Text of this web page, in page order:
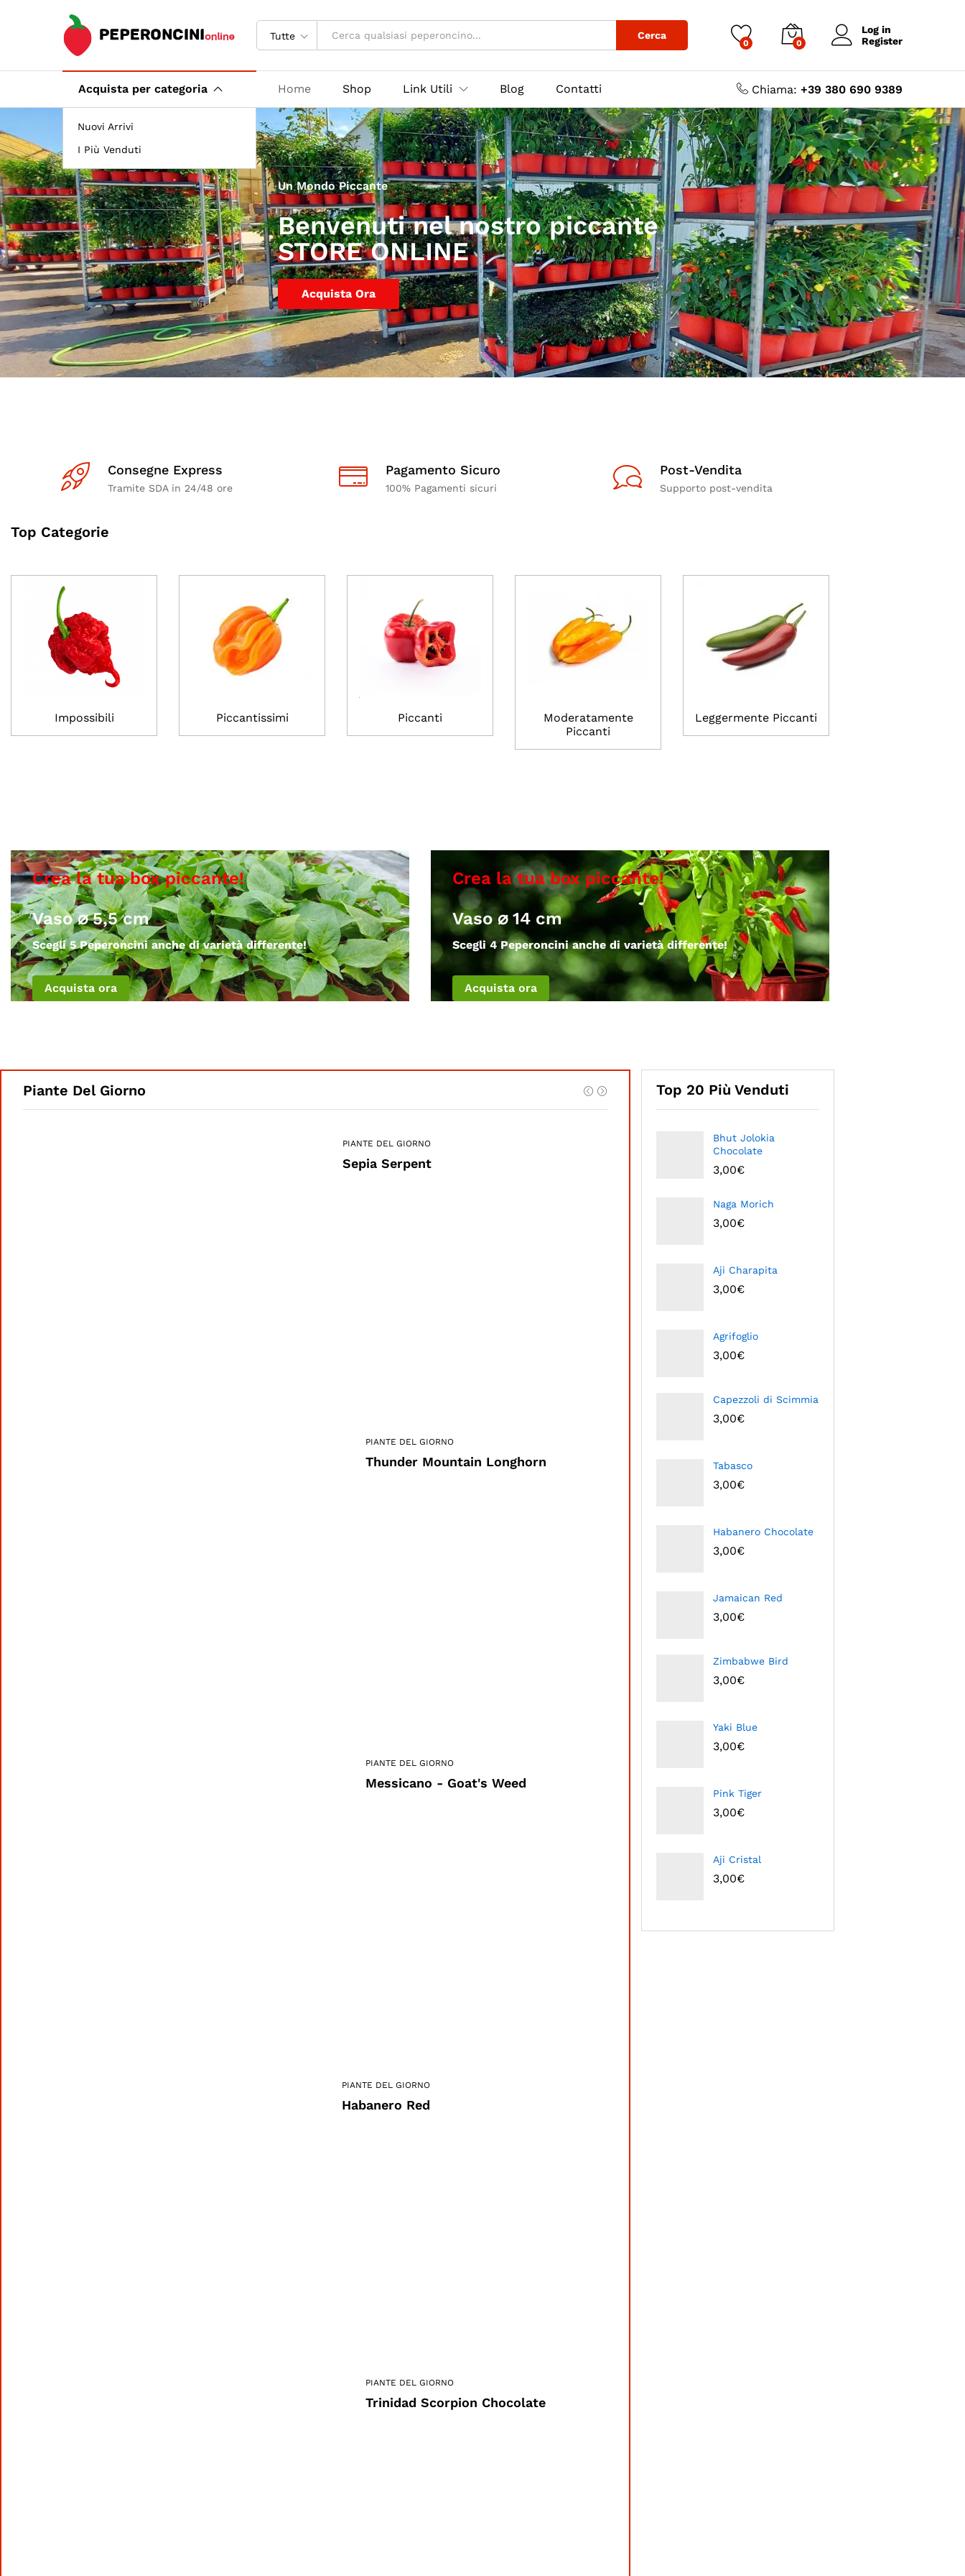
Tutte Cerca
0 0
Log in
Register
Acquista per categoria
Nuovi Arrivi
I Più Venduti
Home Shop Link Utili Blog Contatti Chiama: +39 380 690 9389
Un Mondo Piccante
Benvenuti nel nostro piccante
STORE ONLINE
Acquista Ora
Consegne Express
Tramite SDA in 24/48 ore
Pagamento Sicuro
100% Pagamenti sicuri
Post-Vendita
Supporto post-vendita
Top Categorie
Impossibili Piccantissimi Piccanti
Moderatamente
Piccanti
Leggermente Piccanti
Vaso ⌀ 5,5 cm
Scegli 5 Peperoncini anche di varietà differente!
Acquista ora
Vaso ⌀ 14 cm
Scegli 4 Peperoncini anche di varietà differente!
Acquista ora
Piante Del Giorno
PIANTE DEL GIORNO
Sepia Serpent
PIANTE DEL GIORNO
Thunder Mountain Longhorn
PIANTE DEL GIORNO
Messicano - Goat's Weed
PIANTE DEL GIORNO
Habanero Red
PIANTE DEL GIORNO
Trinidad Scorpion Chocolate
Top 20 Più Venduti
Bhut Jolokia
Chocolate
3,00€
Naga Morich
3,00€
Aji Charapita
3,00€
Agrifoglio
3,00€
Capezzoli di Scimmia
3,00€
Tabasco
3,00€
Habanero Chocolate
3,00€
Jamaican Red
3,00€
Zimbabwe Bird
3,00€
Yaki Blue
3,00€
Pink Tiger
3,00€
Aji Cristal
3,00€